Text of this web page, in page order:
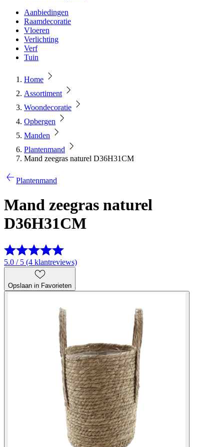
Aanbiedingen
Raamdecoratie
Vloeren
Verlichting
Verf
Tuin
Home
Assortiment
Woondecoratie
Opbergen
Manden
Plantenmand
Mand zeegras naturel D36H31CM
Plantenmand
Mand zeegras naturel
D36H31CM
5.0 / 5 (4 klantreviews)
Opslaan in Favorieten